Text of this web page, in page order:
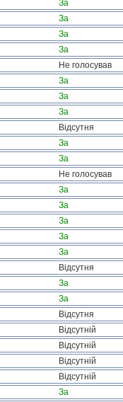
За
За
За
За
Не голосував
За
За
За
Відсутня
За
За
Не голосував
За
За
За
За
За
Відсутня
За
За
Відсутня
Відсутній
Відсутній
Відсутній
Відсутній
За